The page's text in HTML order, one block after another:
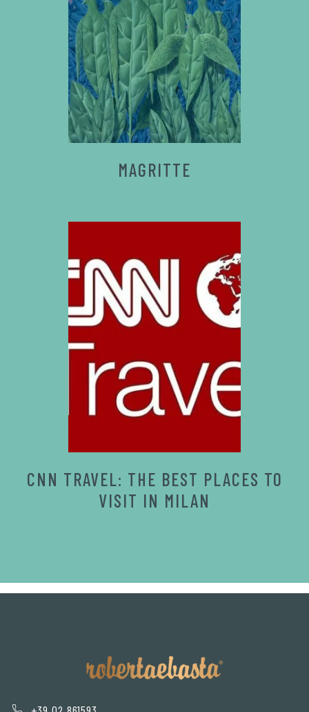
MAGRITTE
CNN TRAVEL: THE BEST PLACES TO
VISIT IN MILAN